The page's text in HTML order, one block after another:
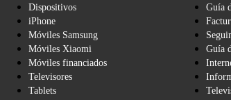
Dispositivos
iPhone
Móviles Samsung
Móviles Xiaomi
Móviles financiados
Televisores
Tablets
Guía
Guía